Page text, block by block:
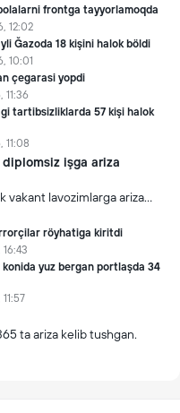
frontga tayyorlamoqda
12:02
Ğazoda 18 kişini halok böldi
10:01
çegarasi yopdi
11:36
tartibsizliklarda 57 kişi halok
11:08
işga ariza
vakant lavozimlarga ariza
röyhatiga kiritdi
yuz bergan portlaşda 34
ta ariza kelib tushgan.